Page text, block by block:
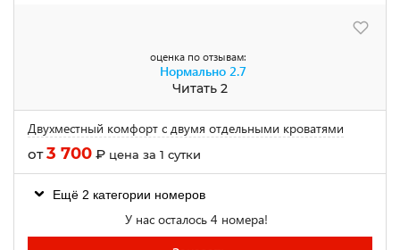
оценка по отзывам:
Нормально 2.7
Читать 2
Двухместный комфорт с двумя отдельными кроватями
от3 700 ₽ цена за 1 сутки
Ещё 2 категории номеров
У нас осталось 4 номера!